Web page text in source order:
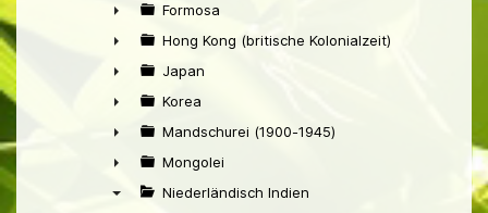
►
►
Formosa
►
Hong Kong (britische Kolonialzeit)
►
Japan
►
Korea
►
Mandschurei (1900-1945)
►
Mongolei
Niederländisch Indien